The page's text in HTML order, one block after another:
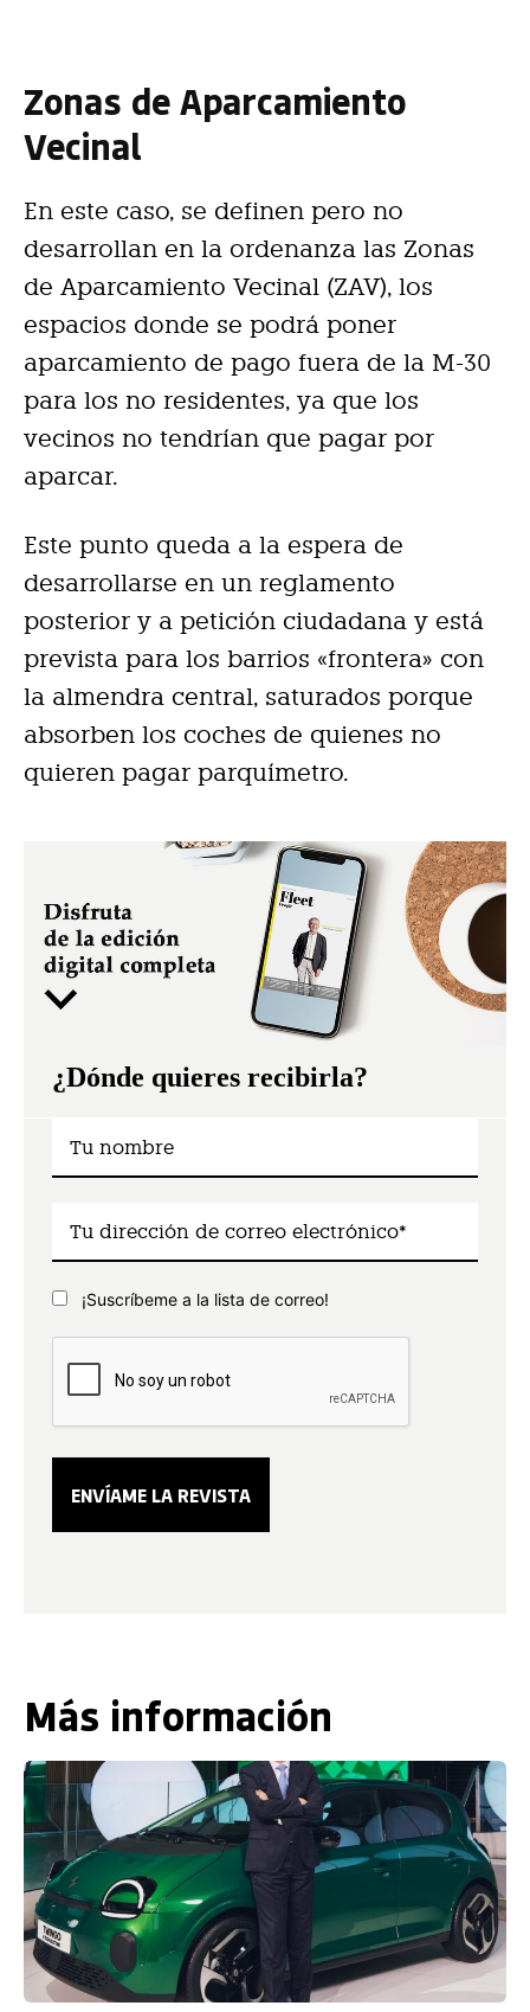
Zonas de Aparcamiento
Vecinal
En este caso, se definen pero no
desarrollan en la ordenanza las Zonas
de Aparcamiento Vecinal (ZAV), los
espacios donde se podrá poner
aparcamiento de pago fuera de la M-30
para los no residentes, ya que los
vecinos no tendrían que pagar por
aparcar.
Este punto queda a la espera de
desarrollarse en un reglamento
posterior y a petición ciudadana y está
prevista para los barrios «frontera» con
la almendra central, saturados porque
absorben los coches de quienes no
quieren pagar parquímetro.
¿Dónde quieres recibirla?
¡Suscríbeme a la lista de correo!
Más información